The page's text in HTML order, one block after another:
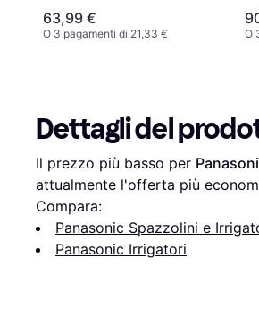
63,99 €
O 3 pagamenti di 21,33 € O
Dettagli del
Il prezzo più basso per
attualmente l'offerta più
Compara:
Panasonic Spazzolini e
Panasonic Irrigatori